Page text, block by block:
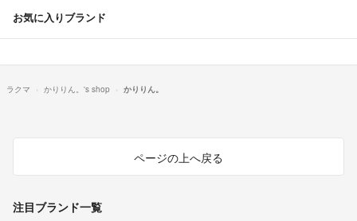
お気に入りブランド
ラクマ かりりん。's shop かりりん。
ページの上へ戻る
注目ブランド一覧